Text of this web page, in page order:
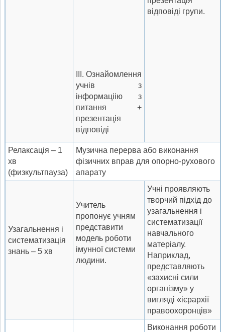
III. Ознайомлення
учнів з
інформаціію з
питання +
презентація
відповіді
відповіді групи.
Релаксація – 1
хв
(физкультпауза)
Музична перерва або виконання
фізичних вправ для опорно-рухового
апарату
Узагальнення і
систематизація
знань – 5 хв
Учитель
пропонує учням
представити
модель роботи
імунної системи
людини.
Учні проявляють
творчий підхід до
узагальнення і
систематизації
навчального
матеріалу.
Наприклад,
представляють
«захисні сили
організму» у
вигляді «ієрархії
правоохоронців»
Виконання роботи